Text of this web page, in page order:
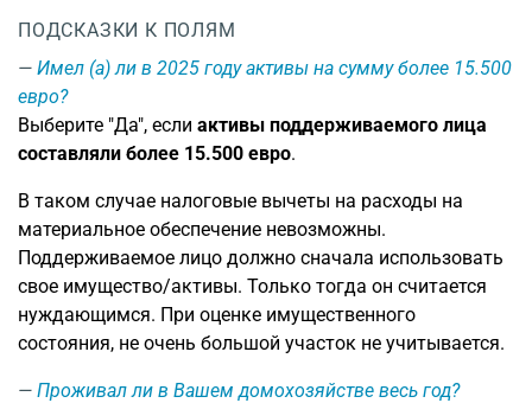
ПОДСКАЗКИ К ПОЛЯМ
Имел (а) ли в 2025 году активы на сумму более 15.500
евро?
Выберите "Да", если активы поддерживаемого лица
составляли более 15.500 евро.
В таком случае налоговые вычеты на расходы на
материальное обеспечение невозможны.
Поддерживаемое лицо должно сначала использовать
свое имущество/активы. Только тогда он считается
нуждающимся. При оценке имущественного
состояния, не очень большой участок не учитывается.
Проживал ли в Вашем домохозяйстве весь год?